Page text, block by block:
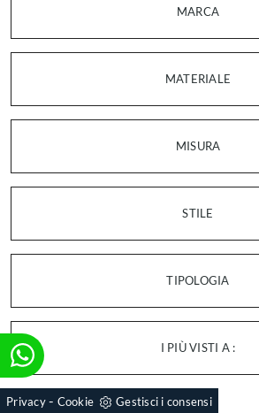
MARCA
MATERIALE
MISURA
STILE
TIPOLOGIA
I PIÙ VISTI A :
Privacy- Cookie Gestisci i consensi